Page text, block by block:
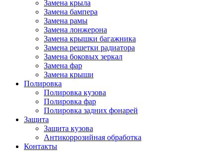
Замена крыла
Замена бампера
Замена рамы
Замена лонжерона
Замена крышки багажника
Замена решетки радиатора
Замена боковых зеркал
Замена фар
Замена крыши
Полировка
Полировка кузова
Полировка фар
Полировка задних фонарей
Защита
Защита кузова
Антикоррозийная обработка
Контакты